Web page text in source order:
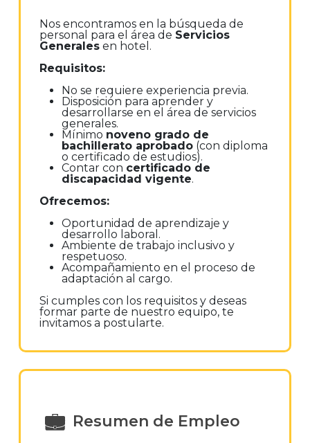
Nos encontramos en la búsqueda de
personal para el área de Servicios
Generalesen hotel.
Requisitos:
No se requiere experiencia previa.
Disposición para aprender y
desarrollarse en el área de servicios
generales.
Mínimo noveno grado de
bachillerato aprobado(con diploma
o certificado de estudios).
Contar con certificado de
discapacidad vigente.
Ofrecemos:
Oportunidad de aprendizaje y
desarrollo laboral.
Ambiente de trabajo inclusivo y
respetuoso.
Acompañamiento en el proceso de
adaptación al cargo.
Si cumples con los requisitos y deseas
formar parte de nuestro equipo, te
invitamos a postularte.
Resumen de Empleo